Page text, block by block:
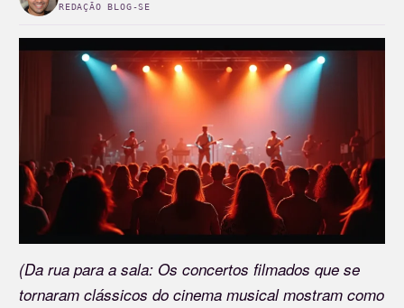
REDAÇÃO BLOG-SE
(Da rua para a sala: Os concertos filmados que se
tornaram clássicos do cinema musical mostram como